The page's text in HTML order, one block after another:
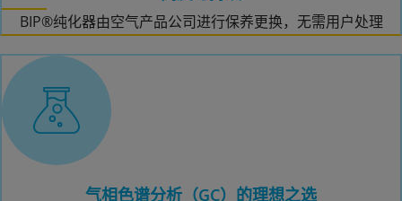
BIP®纯化器由空气产品公司进行保养更换，无需用户处理
气相色谱分析（GC）的理想之选